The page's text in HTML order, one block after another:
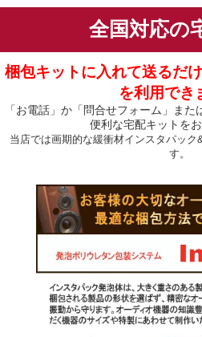
全国対応の
梱包キットに入れて送るだ
を利用でき
「お電話」か「問合せフォーム」ま
便利な宅配キットをお
当店では画期的な緩衝材インスタパック
す。